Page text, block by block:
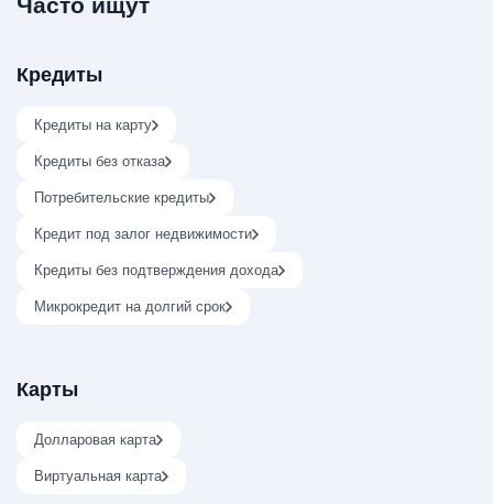
Кредиты
Кредиты на карту
Кредиты без отказа
Потребительские кредиты
Кредит под залог недвижимости
Кредиты без подтверждения дохода
Микрокредит на долгий срок
Карты
Долларовая карта
Виртуальная карта